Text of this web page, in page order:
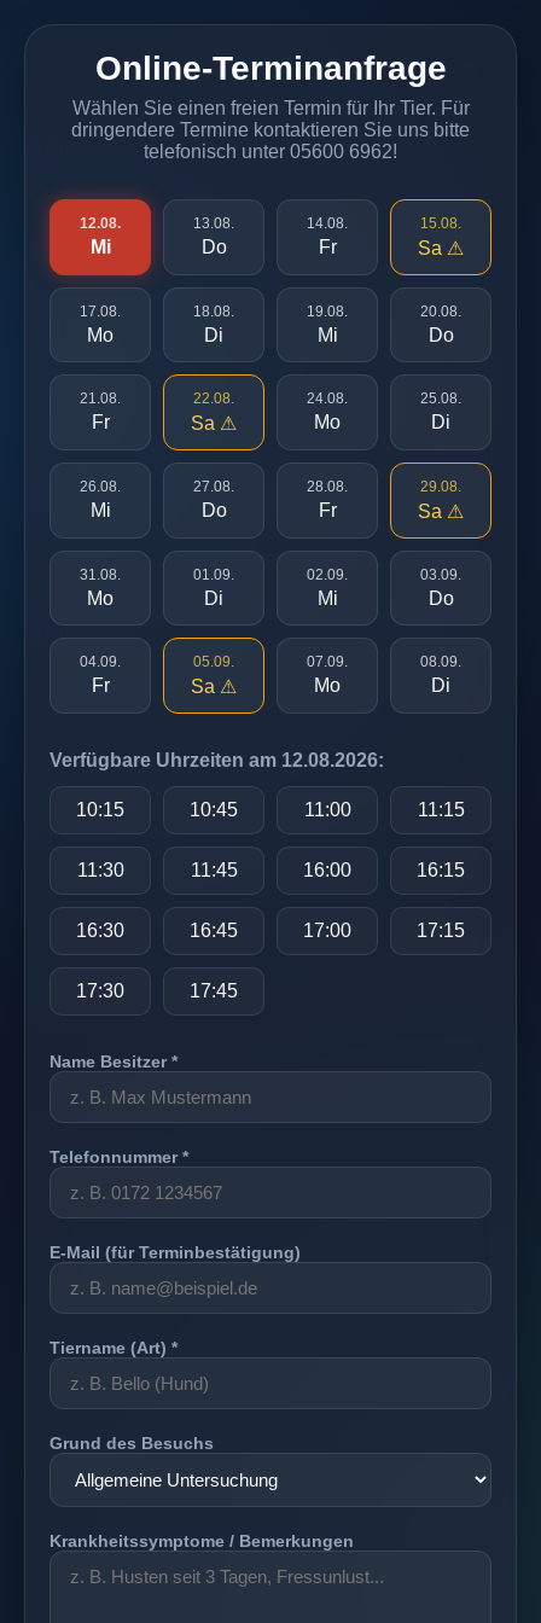
Online-Terminanfrage
Wählen Sie einen freien Termin für Ihr Tier. Für
dringendere Termine kontaktieren Sie uns bitte
telefonisch unter 05600 6962!
12.08.
Mi
13.08.
Do
14.08.
Fr
15.08.
Sa ⚠
17.08.
Mo
18.08.
Di
19.08.
Mi
20.08.
Do
21.08.
Fr
22.08.
Sa ⚠
24.08.
Mo
25.08.
Di
26.08.
Mi
27.08.
Do
28.08.
Fr
29.08.
Sa ⚠
31.08.
Mo
01.09.
Di
02.09.
Mi
03.09.
Do
04.09.
Fr
05.09.
Sa ⚠
07.09.
Mo
08.09.
Di
Verfügbare Uhrzeiten am 12.08.2026:
10:15 10:45 11:00 11:15
11:30 11:45 16:00 16:15
16:30 16:45 17:00 17:15
17:30 17:45
Name Besitzer *
Telefonnummer *
E-Mail (für Terminbestätigung)
Tiername (Art) *
Grund des Besuchs
Krankheitssymptome / Bemerkungen